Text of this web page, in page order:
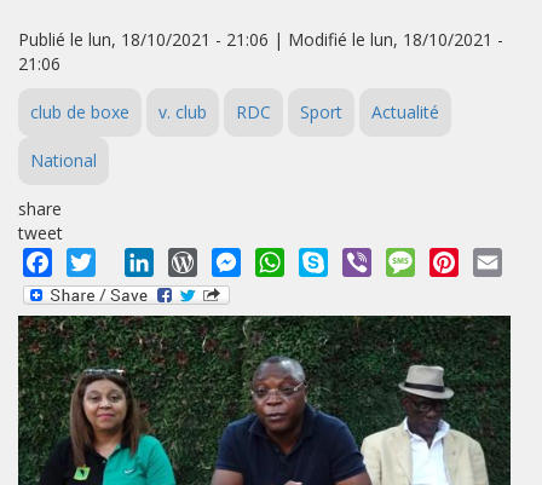
Publié le lun, 18/10/2021 - 21:06 | Modifié le lun, 18/10/2021 -
21:06
club de boxe v. club RDC Sport Actualité
National
share
tweet
Facebook
Twitter LinkedInWordPressMessengerWhatsApp
Skype Viber MessagePinterest